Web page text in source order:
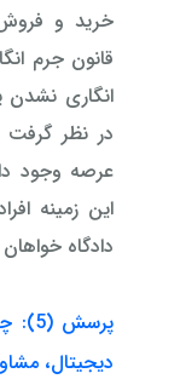
خرید و فروش
قانون جرم
انگاری
در نظر گرفت
عرصه وجود
این زمینه
دادگاه
دیجیتال،